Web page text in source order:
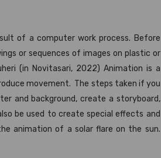
of a computer work process. Before
or sequences of images on plastic or
(in Novitasari, 2022) Animation is a
movement. The steps taken if you
and background, create a storyboard,
be used to create special effects and
animation of a solar flare on the sun.